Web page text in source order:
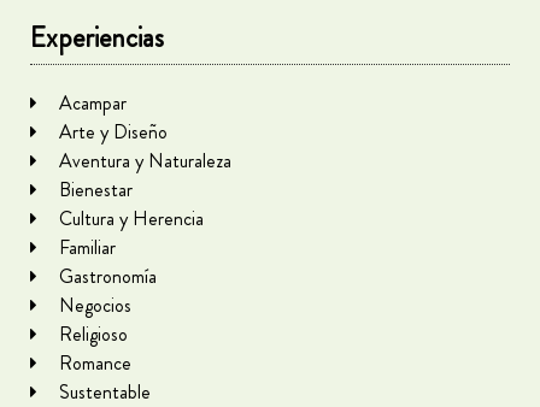
Experiencias
Acampar
Arte y Diseño
Aventura y Naturaleza
Bienestar
Cultura y Herencia
Familiar
Gastronomía
Negocios
Religioso
Romance
Sustentable